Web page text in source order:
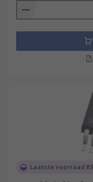
Laatste voorraad RS